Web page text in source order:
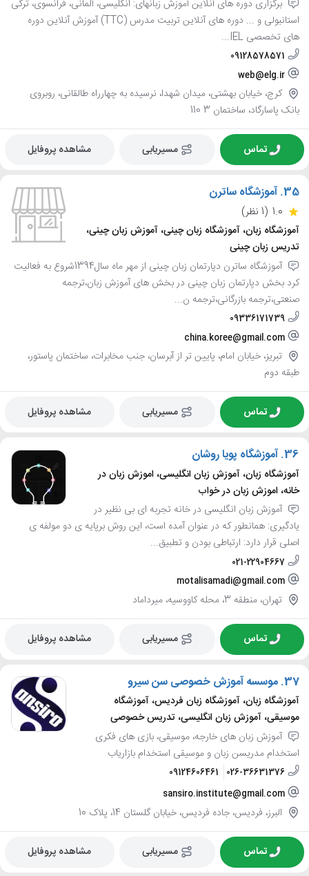
برگزاری دوره های آنلاین آموزش زبانهای: انگلیسی، آلمانی، فرانسوی، ترکی
استانبولی و ... دوره های آنلاین تربیت مدرس (TTC) آموزش آنلاین دوره
های تخصصی IEL...
09128578571
web@elg.ir
کرج، خیابان بهشتی، میدان شهدا، نرسیده به چهارراه طالقانی، روبروی
بانک پاسارگاد، ساختمان 3 110
تماس مسیریابی مشاهده پروفایل
35. آموزشگاه ساترن
1.0 (1 نظر)
آموزشگاه زبان، آموزشگاه زبان چینی، آموزش زبان چینی،
تدریس زبان چینی
آموزشگاه ساترن دپارتمان زبان چینی از مهر ماه سال1394شروع به فعالیت
کرد بخش دپارتمان زبان چینی در بخش های آموزش زبان،ترجمه
صنعتی،ترجمه بازرگانی،ترجمه ن...
09336171739
china.koree@gmail.com
تبریز، خیابان امام، پایین تر از آبرسان، جنب مخابرات، ساختمان پاستور،
طبقه دوم
تماس مسیریابی مشاهده پروفایل
36. آموزشگاه پویا روشان
آموزشگاه زبان، آموزش زبان انگلیسی، اموزش زبان در
خانه، اموزش زبان در خواب
آموزش زبان انگلیسی در خانه تجربه ای بی نظیر در
یادگیری: همانطور که در عنوان آمده است، این روش برپایه ی دو مولفه ی
اصلی قرار دارد: ارتباطی بودن و تطبیق...
021-22904667
motalisamadi@gmail.com
تهران، منطقه 3، محله کاووسیه، میرداماد
تماس مسیریابی مشاهده پروفایل
37. موسسه آموزش خصوصی سن سیرو
آموزشگاه زبان، آموزشگاه زبان فردیس، آموزشگاه
موسیقی، آموزش زبان انگلیسی، تدریس خصوصی
آموزش زبان های خارجه، موسیقی، بازی های فکری
استخدام مدریسن زبان و موسیقی استخدام بازاریاب
026-36631376
09124606461
sansiro.institute@gmail.com
البرز، فردیس، جاده فردیس، خیابان گلستان 14، پلاک 10
تماس مسیریابی مشاهده پروفایل